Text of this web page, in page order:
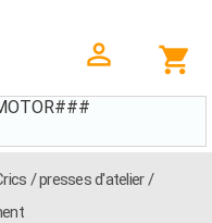
/ presses d'atelier /